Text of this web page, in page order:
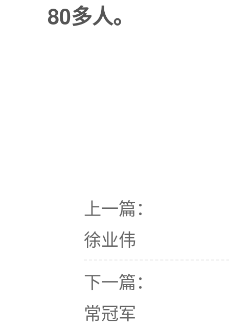
80多人。
上一篇：
徐业伟
下一篇：
常冠军